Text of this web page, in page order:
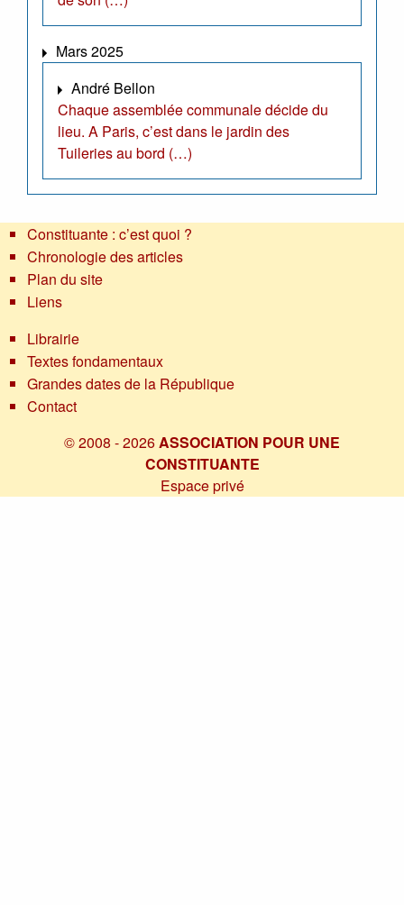
Mars 2025
André Bellon
Chaque assemblée communale décide du
lieu. A Paris, c’est dans le jardin des
Tuileries au bord (…)
Constituante : c’est quoi ?
Chronologie des articles
Plan du site
Liens
Librairie
Textes fondamentaux
Grandes dates de la République
Contact
© 2008 - 2026ASSOCIATION POUR UNE
CONSTITUANTE
Espace privé